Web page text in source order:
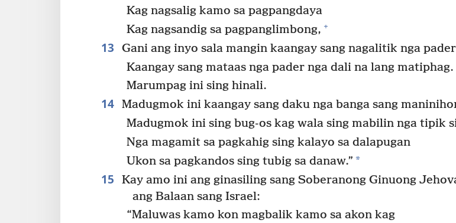
Kag nagsalig kamo sa pagpangdaya
Kag nagsandig sa pagpanglimbong, +
13
Gani ang inyo sala mangin kaangay sang nagalitik nga
Kaangay sang mataas nga pader nga dali na lang matiphag.
Marumpag ini sing hinali.
14 Madugmok ini kaangay sang daku nga banga sang
Madugmok ini sing bug-os kag wala sing mabilin nga tipik
Nga magamit sa pagkahig sing kalayo sa dalapugan
Ukon sa pagkandos sing tubig sa danaw.” *
15
Kay amo ini ang ginasiling sang Soberanong Ginuong
ang Balaan sang Israel:
“Maluwas kamo kon magbalik kamo sa akon kag